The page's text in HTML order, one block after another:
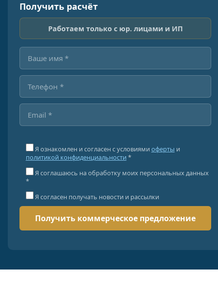
Получить расчёт
Работаем только с юр. лицами и ИП
Я ознакомлен и согласен с условиями оферты и
политикой конфиденциальности *
Я соглашаюсь на обработку моих персональных данных
*
Я согласен получать новости и рассылки